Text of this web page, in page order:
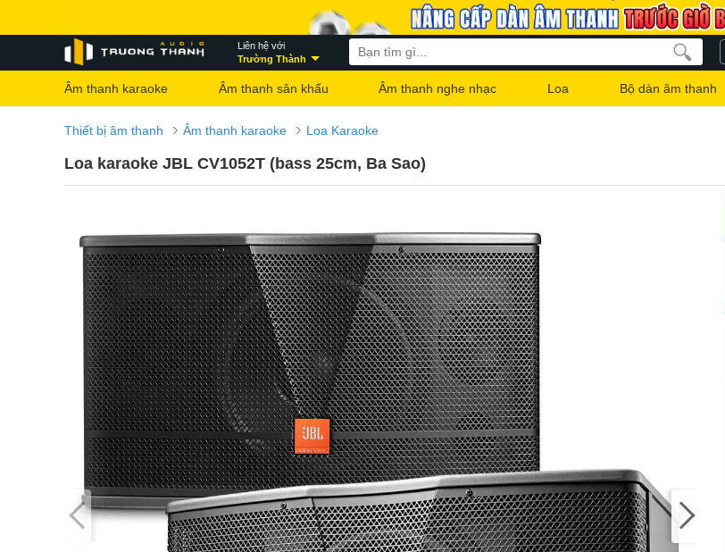
Liên hệ với
Trường Thành
Âm thanh karaoke Âm thanh sân khấu Âm thanh nghe nhạc Loa Bộ dàn âm thanh
Thiết bị âm thanh › Âm thanh karaoke › Loa Karaoke
Loa karaoke JBL CV1052T (bass 25cm, Ba Sao)